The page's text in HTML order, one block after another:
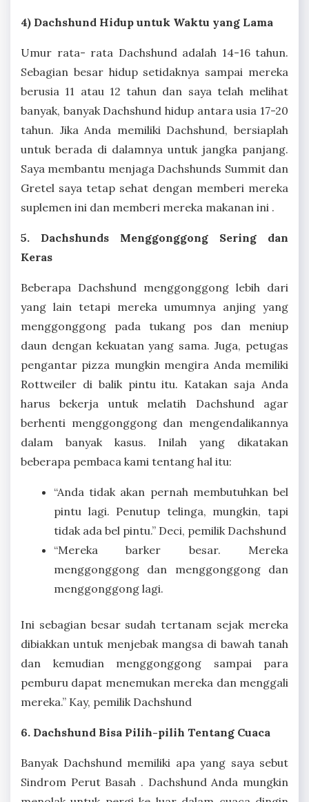
4) Dachshund Hidup untuk Waktu yang Lama
Umur rata- rata Dachshund adalah 14-16 tahun.
Sebagian besar hidup setidaknya sampai mereka
berusia 11 atau 12 tahun dan saya telah melihat
banyak, banyak Dachshund hidup antara usia 17-20
tahun. Jika Anda memiliki Dachshund, bersiaplah
untuk berada di dalamnya untuk jangka panjang.
Saya membantu menjaga Dachshunds Summit dan
Gretel saya tetap sehat dengan memberi mereka
suplemen ini dan memberi mereka makanan ini .
5. Dachshunds Menggonggong Sering dan
Keras
Beberapa Dachshund menggonggong lebih dari
yang lain tetapi mereka umumnya anjing yang
menggonggong pada tukang pos dan meniup
daun dengan kekuatan yang sama. Juga, petugas
pengantar pizza mungkin mengira Anda memiliki
Rottweiler di balik pintu itu. Katakan saja Anda
harus bekerja untuk melatih Dachshund agar
berhenti menggonggong dan mengendalikannya
dalam banyak kasus. Inilah yang dikatakan
beberapa pembaca kami tentang hal itu:
“Anda tidak akan pernah membutuhkan bel
pintu lagi. Penutup telinga, mungkin, tapi
tidak ada bel pintu.” Deci, pemilik Dachshund
“Mereka barker besar. Mereka
menggonggong dan menggonggong dan
menggonggong lagi.
Ini sebagian besar sudah tertanam sejak mereka
dibiakkan untuk menjebak mangsa di bawah tanah
dan kemudian menggonggong sampai para
pemburu dapat menemukan mereka dan menggali
mereka.” Kay, pemilik Dachshund
6. Dachshund Bisa Pilih-pilih Tentang Cuaca
Banyak Dachshund memiliki apa yang saya sebut
Sindrom Perut Basah . Dachshund Anda mungkin